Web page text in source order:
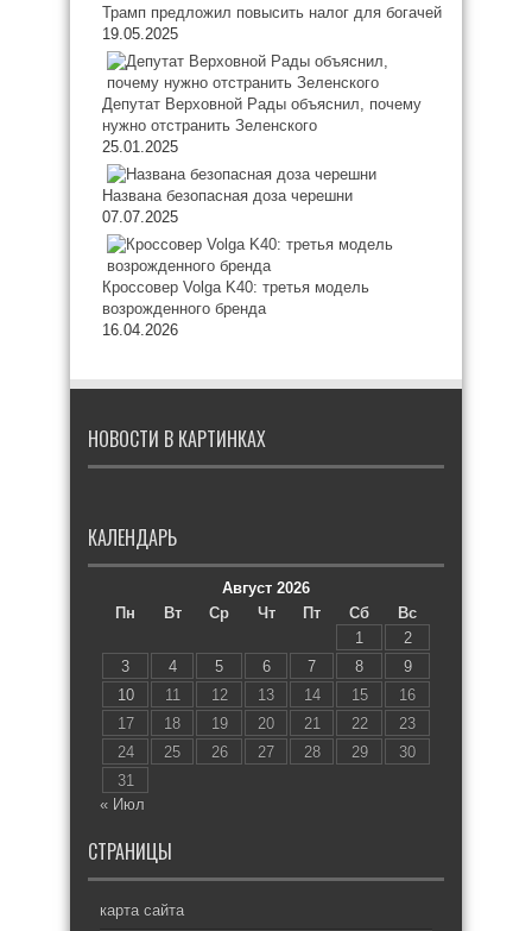
Трамп предложил повысить налог для богачей
19.05.2025
Депутат Верховной Рады объяснил, почему
нужно отстранить Зеленского
25.01.2025
Названа безопасная доза черешни
07.07.2025
Кроссовер Volga K40: третья модель
возрожденного бренда
16.04.2026
НОВОСТИ В КАРТИНКАХ
КАЛЕНДАРЬ
Август 2026
Пн
Вт Ср Чт Пт Сб
Вс
1
2
3
4 5 6 7 8
9
10
11 12 13 14 15
16
17
18 19 20 21 22
23
24
25 26 27 28 29
30
31
« Июл
СТРАНИЦЫ
карта сайта